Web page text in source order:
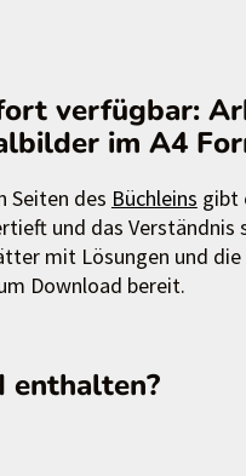
verfügbar:
im A4
Seiten des Büchleins gibt
und das
mit Lösungen und
Download bereit.
enthalten?